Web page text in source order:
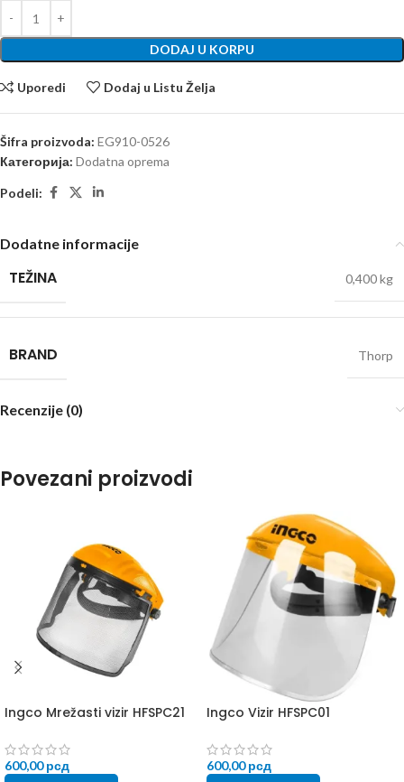
DODAJ U KORPU
Uporedi Dodaj u Listu Želja
Šifra proizvoda: EG910-0526
Категорија: Dodatna oprema
Podeli:
Dodatne informacije
TEŽINA 0,400 kg
BRAND Thorp
Recenzije (0)
Povezani proizvodi
Ingco Mrežasti vizir HFSPC21
600,00рсд
Ingco Vizir HFSPC01
600,00рсд